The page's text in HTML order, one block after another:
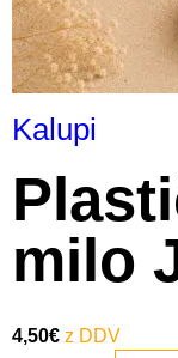
Kalupi
milo
4,50€